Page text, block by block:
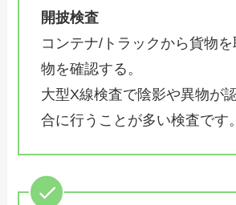
開披検査
コンテナ/トラックから貨物
物を確認する。
大型X線検査で陰影や異物が
合に行うことが多い検査です。